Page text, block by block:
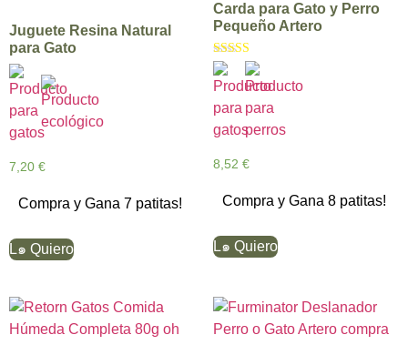
Juguete Resina Natural
para Gato
7,20 €
Compra y Gana 7 patitas!
L๑ Quiero
Carda para Gato y Perro
Pequeño Artero
Valorado con
5.00
de 5
8,52 €
Compra y Gana 8 patitas!
L๑ Quiero